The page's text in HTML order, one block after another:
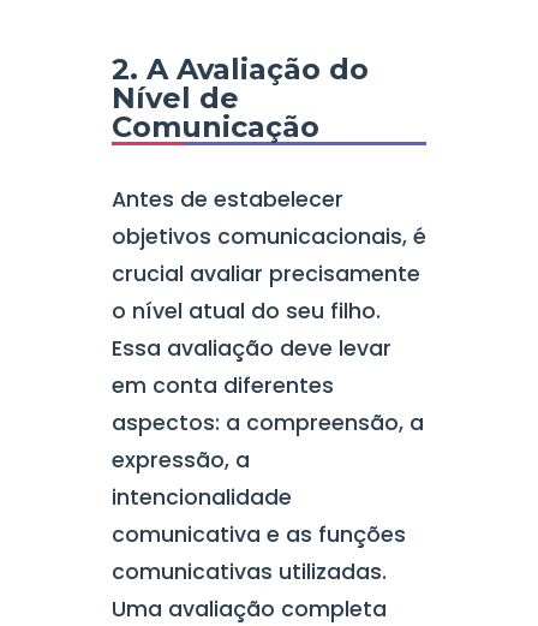
2. A Avaliação do
Nível de
Comunicação
Antes de estabelecer
objetivos comunicacionais, é
crucial avaliar precisamente
o nível atual do seu filho.
Essa avaliação deve levar
em conta diferentes
aspectos: a compreensão, a
expressão, a
intencionalidade
comunicativa e as funções
comunicativas utilizadas.
Uma avaliação completa